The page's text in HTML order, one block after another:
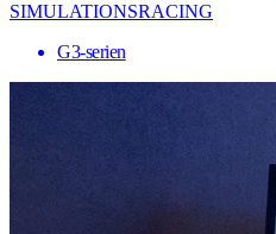
SIMULATIONSRACING
G3-serien